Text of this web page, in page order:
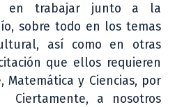
en trabajar junto a la
sobre todo en los temas
así como en otras
que ellos requieren
Matemática y Ciencias, por
Ciertamente, a nosotros